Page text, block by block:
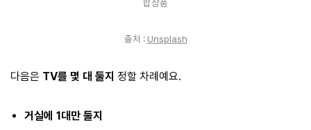
출처 : Unsplash
다음은 TV를 몇 대 둘지 정할 차례예요.
거실에 1대만 둘지